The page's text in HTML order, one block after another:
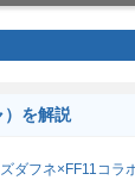
）を解説
ダフネ×FF11コラ